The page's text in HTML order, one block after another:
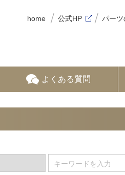
home 公式HP パー
よくある質問